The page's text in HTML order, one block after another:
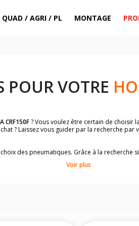
QUAD / AGRI / PL MONTAGE
POUR VOTRE
CRF150F? Vous voulez être certain de choisir
? Laissez vous guider par la recherche
des pneumatiques. Grâce à la recherche
vos pneus ? Ces informations sont
Voir plus